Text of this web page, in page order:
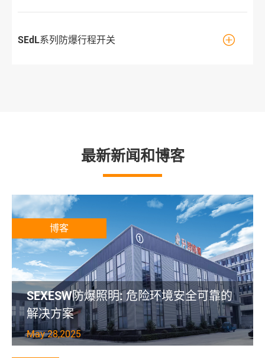
SEdL系列防爆行程开关 
最新新闻和博客
博客
SEXESW防爆照明: 危险环境安全可靠的
解决方案
May 28,2025